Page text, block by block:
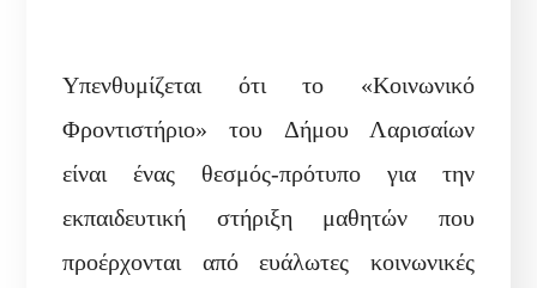
Υπενθυμίζεται ότι το «Κοινωνικό
Φροντιστήριο» του Δήμου Λαρισαίων
είναι ένας θεσμός-πρότυπο για την
εκπαιδευτική στήριξη μαθητών που
προέρχονται από ευάλωτες κοινωνικές